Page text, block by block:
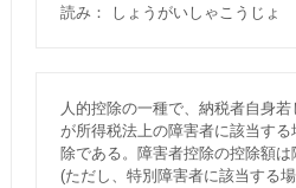
読み： しょうがいしゃこうじょ
人的控除の一種で、納税者自身
が所得税法上の障害者に該当す
除である。障害者控除の控除額
(ただし、特別障害者に該当する